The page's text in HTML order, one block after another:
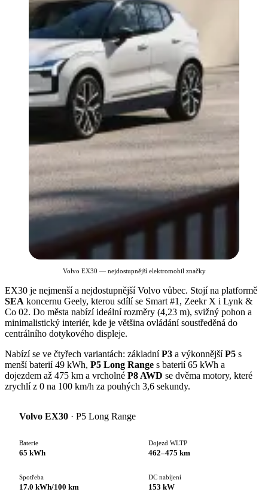
Volvo EX30 — nejdostupnější elektromobil značky
EX30 je nejmenší a nejdostupnější Volvo vůbec. Stojí na platformě
SEA koncernu Geely, kterou sdílí se Smart #1, Zeekr X i Lynk &
Co 02. Do města nabízí ideální rozměry (4,23 m), svižný pohon a
minimalistický interiér, kde je většina ovládání soustředěná do
centrálního dotykového displeje.
Nabízí se ve čtyřech variantách: základníP3 a výkonnějšíP5 s
menší baterií 49 kWh, P5 Long Range s baterií 65 kWh a
dojezdem až 475 km a vrcholné P8 AWD se dvěma motory, které
zrychlí z 0 na 100 km/h za pouhých 3,6 sekundy.
Volvo EX30 · P5 Long Range
Baterie
65 kWh
Dojezd WLTP
462–475 km
Spotřeba
17.0 kWh/100 km
DC nabíjení
153 kW